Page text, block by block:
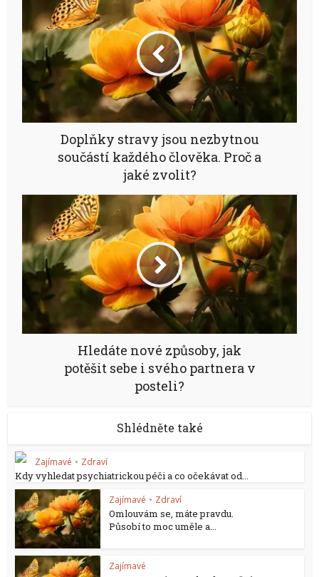
Doplňky stravy jsou nezbytnou
součástí každého člověka. Proč a
jaké zvolit?
Hledáte nové způsoby, jak
potěšit sebe i svého partnera v
posteli?
Shlédněte také
Zajímavé • Zdraví
Kdy vyhledat psychiatrickou péči a co očekávat od...
Zajímavé • Zdraví
Omlouvám se, máte pravdu.
Působí to moc uměle a...
Zajímavé